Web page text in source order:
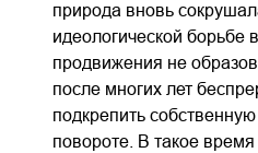
природа вновь
идеологической борьбе
продвижения не
после многих лет
подкрепить
повороте. В такое